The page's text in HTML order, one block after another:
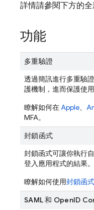
詳情請參閱下方的全
功能
多重驗證
透過簡訊進行多重驗
護機制，進而保護使用
瞭解如何在Apple、
MFA。
封鎖函式
封鎖函式可讓你執行
登入應用程式的結果。
瞭解如何使用封鎖函
SAML 和 OpenID